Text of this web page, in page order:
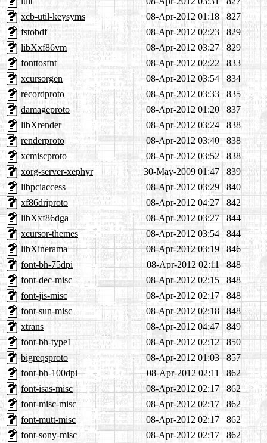
xcb-util-keysyms
08-Apr-2012 01:18
827
fstobdf
08-Apr-2012 02:23
829
libXxf86vm
08-Apr-2012 03:27
829
fonttosfnt
08-Apr-2012 02:22
833
xcursorgen
08-Apr-2012 03:54
834
recordproto
08-Apr-2012 03:33
835
damageproto
08-Apr-2012 01:20
837
libXrender
08-Apr-2012 03:24
838
renderproto
08-Apr-2012 03:40
838
xcmiscproto
08-Apr-2012 03:52
838
xorg-server-xephyr
30-May-2009 01:47
839
libpciaccess
08-Apr-2012 03:29
840
xf86driproto
08-Apr-2012 04:27
842
libXxf86dga
08-Apr-2012 03:27
844
xcursor-themes
08-Apr-2012 03:54
844
libXinerama
08-Apr-2012 03:19
846
font-bh-75dpi
08-Apr-2012 02:11
848
font-dec-misc
08-Apr-2012 02:15
848
font-jis-misc
08-Apr-2012 02:17
848
font-sun-misc
08-Apr-2012 02:18
848
xtrans
08-Apr-2012 04:47
849
font-bh-type1
08-Apr-2012 02:12
850
bigreqsproto
08-Apr-2012 01:03
857
font-bh-100dpi
08-Apr-2012 02:11
862
font-isas-misc
08-Apr-2012 02:17
862
font-misc-misc
08-Apr-2012 02:17
862
font-mutt-misc
08-Apr-2012 02:17
862
font-sony-misc
08-Apr-2012 02:17
862